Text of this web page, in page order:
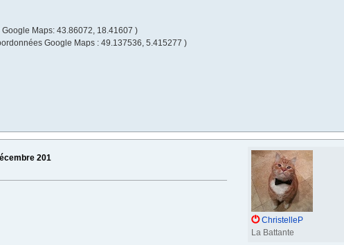
Maps: 43.86072, 18.41607 )
Google Maps : 49.137536, 5.415277 )
201
ChristelleP
La Battante